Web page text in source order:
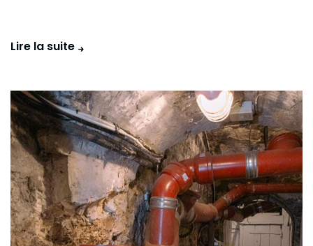
Lire la suite